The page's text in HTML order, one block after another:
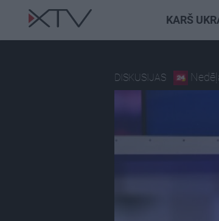
KARŠ
DISKUSIJAS